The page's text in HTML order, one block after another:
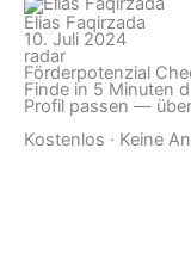
Elias Faqirzada
10. Juli 2024
radar
Förderpotenzial
Finde in 5 Minuten
Profil passen —
Kostenlos · Keine